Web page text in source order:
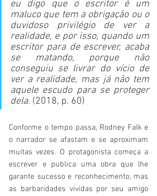
eu digo que o escritor é um
maluco que tem a obrigação ou o
duvidoso privilégio de ver a
realidade, e por isso, quando um
escritor para de escrever, acaba
se matando, porque não
conseguiu se livrar do vício de
ver a realidade, mas já não tem
aquele escudo para se proteger
dela. (2018, p. 60)
Conforme o tempo passa, Rodney Falk e
o narrador se afastam e se aproximam
muitas vezes. O protagonista começa a
escrever e publica uma obra que lhe
garante sucesso e reconhecimento, mas
as barbaridades vividas por seu amigo